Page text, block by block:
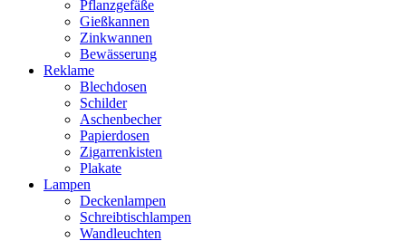
Pflanzgefäße
Gießkannen
Zinkwannen
Bewässerung
Reklame
Blechdosen
Schilder
Aschenbecher
Papierdosen
Zigarrenkisten
Plakate
Lampen
Deckenlampen
Schreibtischlampen
Wandleuchten